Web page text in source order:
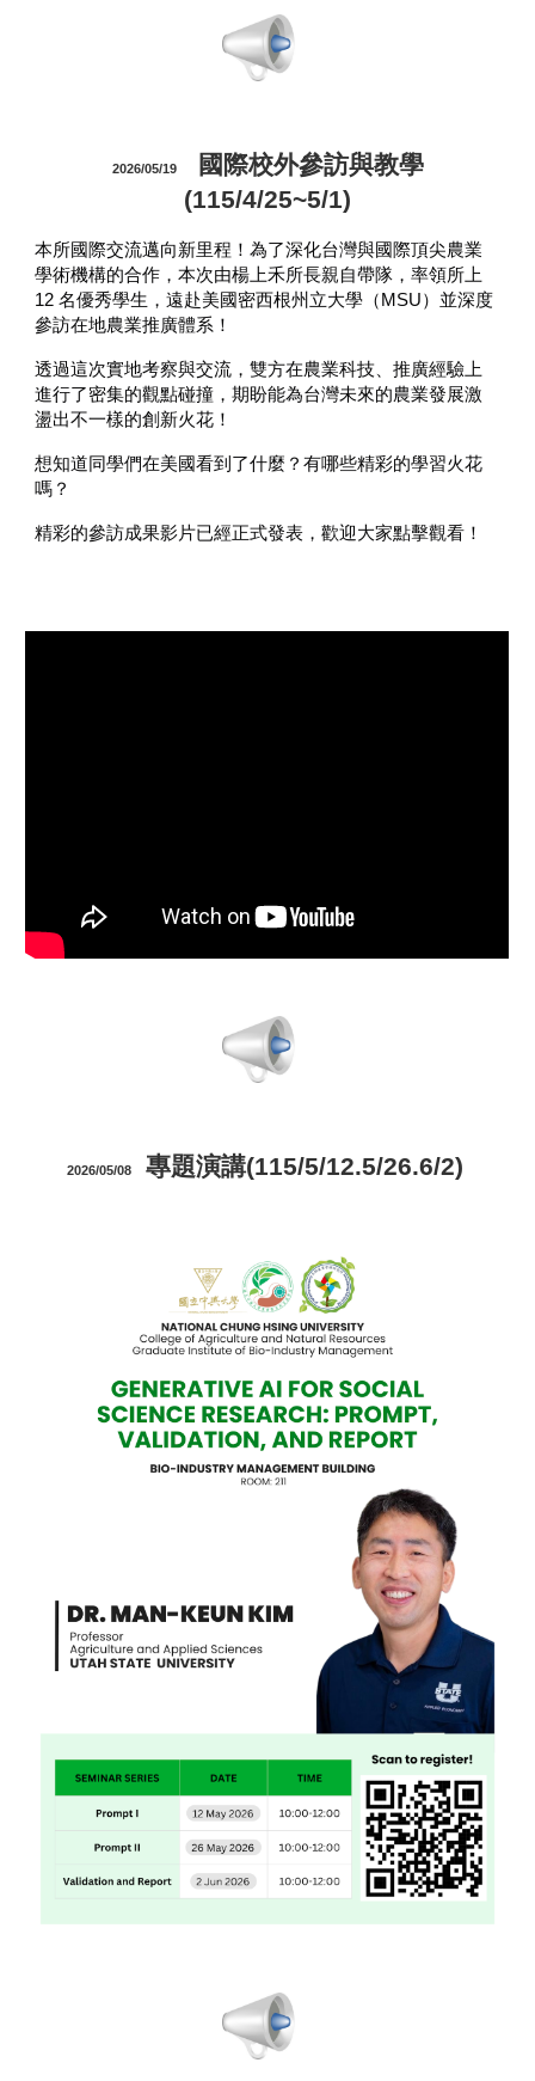
2026/05/19國際校外參訪與教學
(115/4/25~5/1)
本所國際交流邁向新里程！為了深化台灣與國際頂尖農業
學術機構的合作，本次由楊上禾所長親自帶隊，率領所上
12 名優秀學生，遠赴美國密西根州立大學（MSU）並深度
參訪在地農業推廣體系！
透過這次實地考察與交流，雙方在農業科技、推廣經驗上
進行了密集的觀點碰撞，期盼能為台灣未來的農業發展激
盪出不一樣的創新火花！
想知道同學們在美國看到了什麼？有哪些精彩的學習火花
嗎？
精彩的參訪成果影片已經正式發表，歡迎大家點擊觀看！
2026/05/08 專題演講(115/5/12.5/26.6/2)